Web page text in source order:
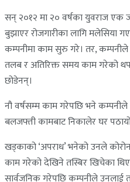
सन् २०१२ मा २० वर्षका युवराज एक
बुझाएर रोजगारीका लागि मलेसिया
कम्पनीमा काम सुरु गरे। तर,
तलब र अतिरिक्त समय काम गरेको
छोडेनन्।
नौ वर्षसम्म काम गरेपछि भने
बलजफ्ती कामबाट निकालेर घर
खड्काको ‘अपराध’ भनेको उनले
काम गरेको देखिने तस्बिर खिचेका
सार्वजनिक गरेपछि कम्पनीले उनलाई